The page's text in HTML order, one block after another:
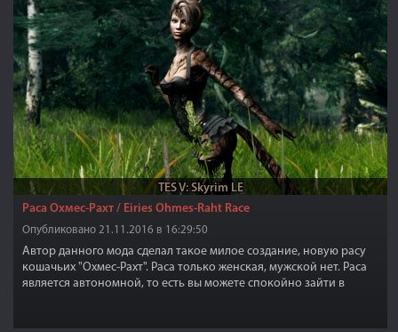
TES V: Skyrim LE
Раса Охмес-Рахт / Eiries Ohmes-Raht Race
Опубликовано 21.11.2016 в 16:29:50
Автор данного мода сделал такое милое создание, новую расу
кошачьих "Охмес-Рахт". Раса только женская, мужской нет. Раса
является автономной, то есть вы можете спокойно зайти в